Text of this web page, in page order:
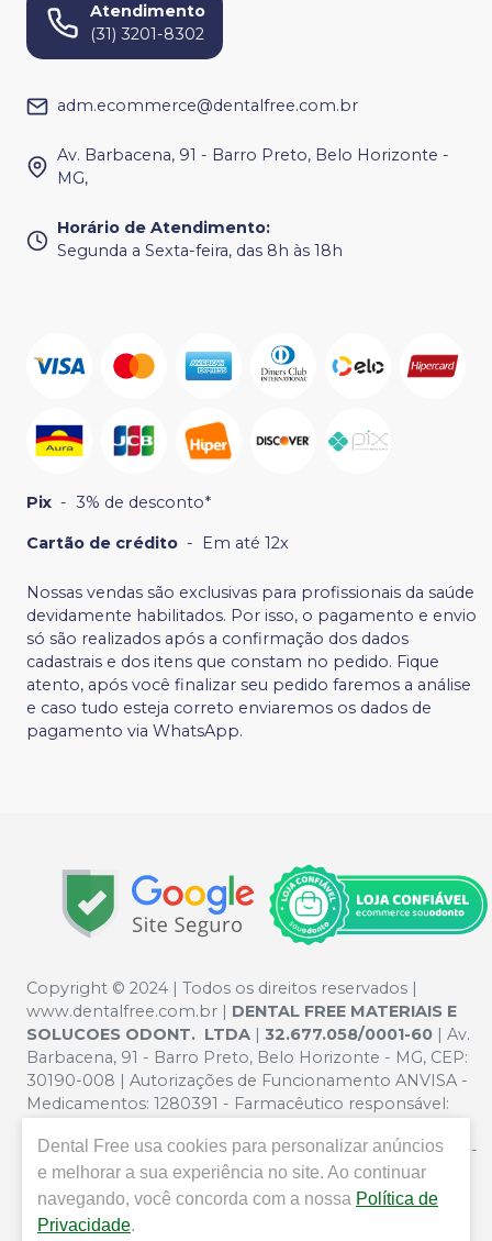
Atendimento
(31) 3201-8302
adm.ecommerce@dentalfree.com.br
Av. Barbacena, 91 - Barro Preto, Belo Horizonte -
MG,
Horário de Atendimento:
Segunda a Sexta-feira, das 8h às 18h
Pix - 3% de desconto*
Cartão de crédito - Em até 12x
Nossas vendas são exclusivas para profissionais da saúde
devidamente habilitados. Por isso, o pagamento e envio
só são realizados após a confirmação dos dados
cadastrais e dos itens que constam no pedido. Fique
atento, após você finalizar seu pedido faremos a análise
e caso tudo esteja correto enviaremos os dados de
pagamento via WhatsApp.
Copyright © 2024 | Todos os direitos reservados |
www.dentalfree.com.br | DENTAL FREE MATERIAIS E
SOLUCOES ODONT. LTDA
32.677.058/0001-60
| Av.
Barbacena, 91 - Barro Preto, Belo Horizonte - MG, CEP:
30190-008 | Autorizações de Funcionamento ANVISA -
Medicamentos: 1280391 - Farmacêutico responsável:
Privacidade e Segurança - Fotos meramente ilustrativas -
Os preços e condições da loja virtual estão sujeitos a
alterações. Em caso de divergência de preços no site, o
valor válido é o do Carrinho de Compra. Não vendemos
Dental Free usa cookies para personalizar anúncios
e melhorar a sua experiência no site. Ao continuar
navegando, você concorda com a nossa Política de
Privacidade.